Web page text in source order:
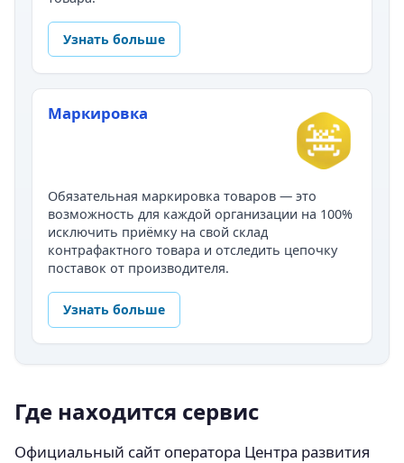
Узнать больше
Маркировка
Обязательная маркировка товаров — это
возможность для каждой организации на 100%
исключить приёмку на свой склад
контрафактного товара и отследить цепочку
поставок от производителя.
Узнать больше
Где находится сервис
Официальный сайт оператора Центра развития